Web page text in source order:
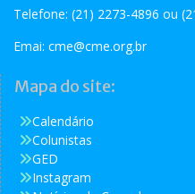
Telefone: (21) 2273-4896 ou
Emai: cme@cme.org.br
Mapa do site:
Calendário
Colunistas
GED
Instagram